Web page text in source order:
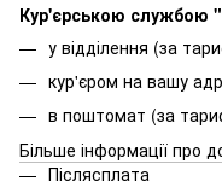
Кур'єрською службою
у відділення (за
кур'єром на вашу
в поштомат (за
Більше інформації про
Післясплата